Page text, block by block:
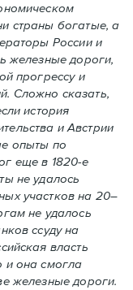
страны богатые, а
России и
железные дороги,
прогрессу и
Сложно сказать,
история
и Австрии
опыты по
еще в 1820-е
не удалось
участков на 20–
не удалось
ссуду на
власть
и она смогла
железные дороги.